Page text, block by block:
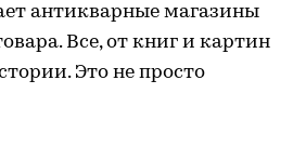
антикварные магазины
Все, от книг и картин
Это не просто